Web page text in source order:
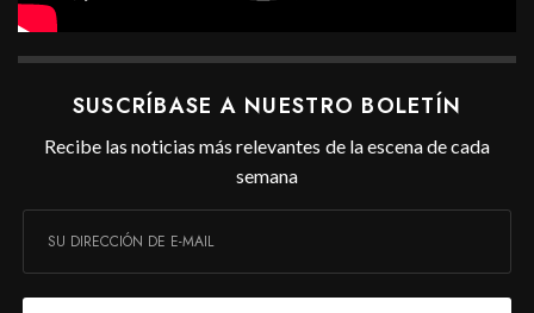
SUSCRÍBASE A NUESTRO BOLETÍN
Recibe las noticias más relevantes de la escena de cada
semana